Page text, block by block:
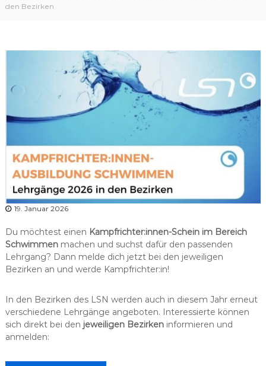
r
i
d
r
s
a
c
h
e
n
den Bezirken
19. Januar 2026
Du möchtest einen Kampfrichter:innen-Schein im Bereich
Schwimmenmachen und suchst dafür den passenden
Lehrgang? Dann melde dich jetzt bei den jeweiligen
Bezirken an und werde Kampfrichter:in!
In den Bezirken des LSN werden auch in diesem Jahr erneut
verschiedene Lehrgänge angeboten. Interessierte können
sich direkt bei den jeweiligen Bezirkeninformieren und
anmelden: